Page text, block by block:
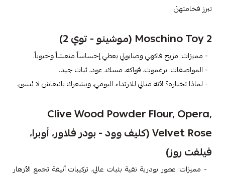
تبرز فخامتهنّ.
Moschino Toy 2 (موشينو - توي 2)
- مميزات: مزيج فاكهي وصابوني يعطي إحساساً منعشاً وحيوياً.
- المواصفات: برغموت، فواكه، مسك، عود، ثبات جيد.
- لماذا تختاره؟ لأنه مثالي للارتداء اليومي، ويشعرك بانتعاش لا يُنسى.
Clive Wood Powder Flour, Opera,
Velvet Rose (كليف وود - بودر فلاور، أوبرا،
فيلفت روز)
- مميزات: عطور بودرية نقية بثبات عالي، تركيبات أنيقة تجمع الأزهار